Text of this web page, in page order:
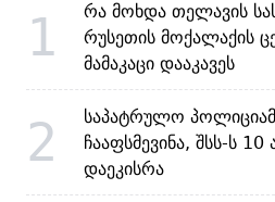
1
რა მოხდა თელავის
რუსეთის მოქალაქის
მამაკაცი დააკავეს
2
საპატრულო პოლიციამ
ჩააფსმევინა, შსს-ს
დაეკისრა